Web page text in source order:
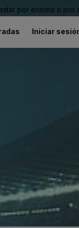
por encima o por
Iniciar